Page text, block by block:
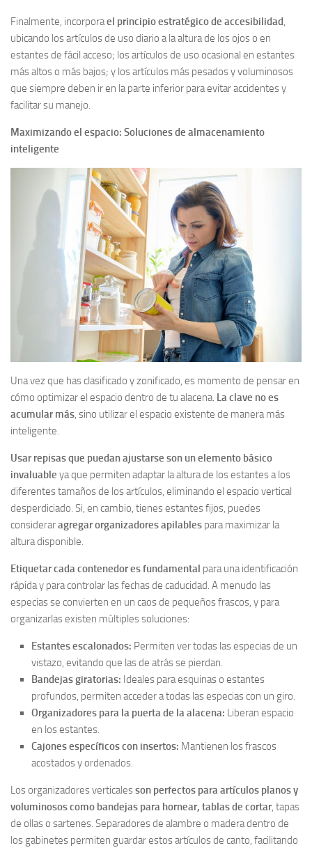
Finalmente, incorporael principio estratégico de accesibilidad,
ubicando los artículos de uso diario a la altura de los ojos o en
estantes de fácil acceso; los artículos de uso ocasional en estantes
más altos o más bajos; y los artículos más pesados y voluminosos
que siempre deben ir en la parte inferior para evitar accidentes y
facilitar su manejo.
Maximizando el espacio: Soluciones de almacenamiento
inteligente
Una vez que has clasificado y zonificado, es momento de pensar en
cómo optimizar el espacio dentro de tu alacena. La clave no es
acumular más, sino utilizar el espacio existente de manera más
inteligente.
Usar repisas que puedan ajustarse son un elemento básico
invaluable ya que permiten adaptar la altura de los estantes a los
diferentes tamaños de los artículos, eliminando el espacio vertical
desperdiciado. Si, en cambio, tienes estantes fijos, puedes
consideraragregar organizadores apilables para maximizar la
altura disponible.
Etiquetar cada contenedor es fundamental para una identificación
rápida y para controlar las fechas de caducidad. A menudo las
especias se convierten en un caos de pequeños frascos, y para
organizarlas existen múltiples soluciones:
Estantes escalonados: Permiten ver todas las especias de un
vistazo, evitando que las de atrás se pierdan.
Bandejas giratorias: Ideales para esquinas o estantes
profundos, permiten acceder a todas las especias con un giro.
Organizadores para la puerta de la alacena: Liberan espacio
en los estantes.
Cajones específicos con insertos: Mantienen los frascos
acostados y ordenados.
Los organizadores verticalesson perfectos para artículos planos y
voluminosos como bandejas para hornear, tablas de cortar, tapas
de ollas o sartenes. Separadores de alambre o madera dentro de
los gabinetes permiten guardar estos artículos de canto, facilitando